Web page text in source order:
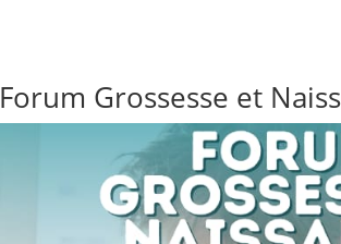
Forum Grossesse et